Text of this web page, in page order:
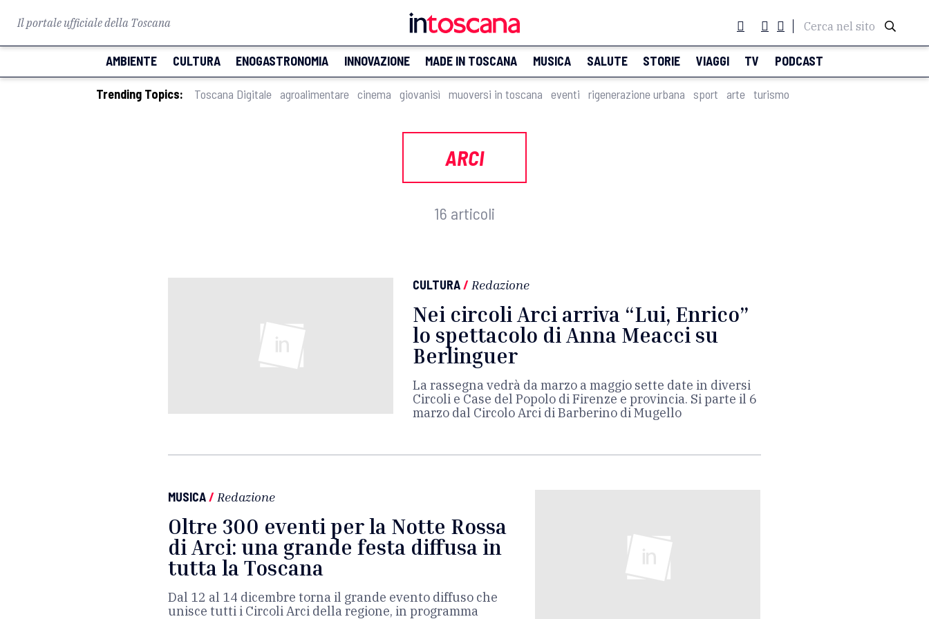
Il portale ufficiale della Toscana Cerca nel sito
AMBIENTE CULTURA ENOGASTRONOMIA INNOVAZIONE MADE IN TOSCANA MUSICA SALUTE STORIE VIAGGI TV PODCAST
Trending Topics: Toscana Digitale agroalimentare cinema giovanisì muoversi in toscana eventi rigenerazione urbana sport arte turismo
ARCI
16 articoli
CULTURA/ Redazione
Nei circoli Arci arriva “Lui, Enrico”
lo spettacolo di Anna Meacci su
Berlinguer
La rassegna vedrà da marzo a maggio sette date in diversi
Circoli e Case del Popolo di Firenze e provincia. Si parte il 6
marzo dal Circolo Arci di Barberino di Mugello
MUSICA/ Redazione
Oltre 300 eventi per la Notte Rossa
di Arci: una grande festa diffusa in
tutta la Toscana
Dal 12 al 14 dicembre torna il grande evento diffuso che
unisce tutti i Circoli Arci della regione, in programma